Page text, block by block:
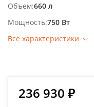
Объем 660 л
Мощность 750 Вт
Все характеристики
236 930 ₽